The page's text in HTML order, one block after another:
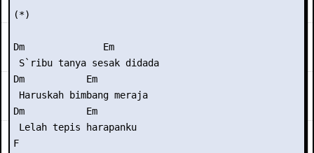
(*)
Dm              Em
S`ribu tanya sesak didada
Dm           Em
Haruskah bimbang meraja
Dm           Em
Lelah tepis harapanku
F